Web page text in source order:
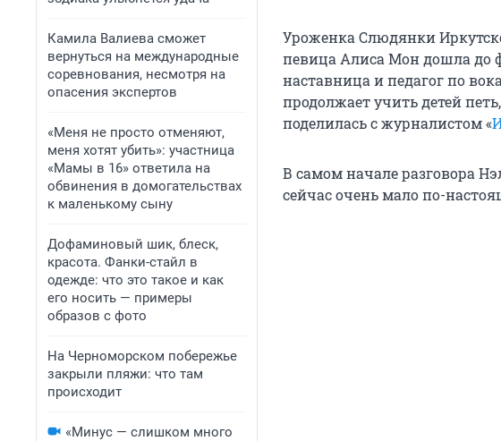
Камила Валиева сможет
вернуться на международные
соревнования, несмотря на
опасения экспертов
«Меня не просто отменяют,
меня хотят убить»: участница
«Мамы в 16» ответила на
обвинения в домогательствах
к маленькому сыну
Дофаминовый шик, блеск,
красота. Фанки-стайл в
одежде: что это такое и как
его носить — примеры
образов с фото
На Черноморском побережье
закрыли пляжи: что там
происходит
«Минус — слишком много
Уроженка Слюдянки
певица Алиса Мон дошла до
наставница и педагог по
продолжает учить детей
поделилась с журналистом «
В самом начале разговора
сейчас очень мало по-